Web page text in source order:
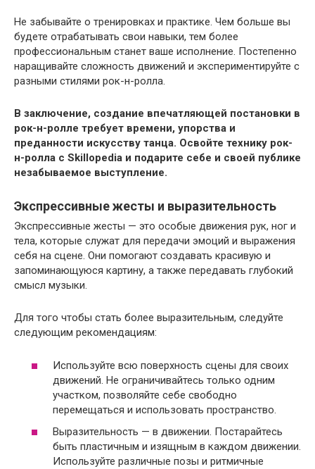
Не забывайте о тренировках и практике. Чем больше вы
будете отрабатывать свои навыки, тем более
профессиональным станет ваше исполнение. Постепенно
наращивайте сложность движений и экспериментируйте с
разными стилями рок-н-ролла.
В заключение, создание впечатляющей постановки в
рок-н-ролле требует времени, упорства и
преданности искусству танца. Освойте технику рок-
н-ролла с Skillopedia и подарите себе и своей публике
незабываемое выступление.
Экспрессивные жесты и выразительность
Экспрессивные жесты — это особые движения рук, ног и
тела, которые служат для передачи эмоций и выражения
себя на сцене. Они помогают создавать красивую и
запоминающуюся картину, а также передавать глубокий
смысл музыки.
Для того чтобы стать более выразительным, следуйте
следующим рекомендациям:
Используйте всю поверхность сцены для своих
движений. Не ограничивайтесь только одним
участком, позволяйте себе свободно
перемещаться и использовать пространство.
Выразительность — в движении. Постарайтесь
быть пластичным и изящным в каждом движении.
Используйте различные позы и ритмичные